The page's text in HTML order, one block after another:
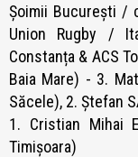
Șoimii București /
Union Rugby /
Constanța & ACS
Baia Mare) - 3.
Săcele), 2. Ștefan
1. Cristian Mihai
Timișoara)